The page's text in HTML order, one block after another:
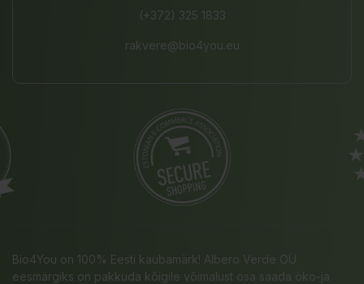
(+372) 325 1833
rakvere@bio4you.eu
Bio4You on 100% Eesti kaubamärk! Albero Verde OÜ
eesmärgiks on pakkuda kõigile võimalust osa saada öko-ja